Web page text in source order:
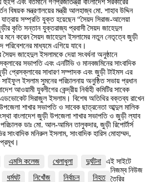
বিষয়ক মন্ত্রণালয়ের মন্ত্রী আলহাজ্ব মো. শাহাব উদ্দিন
সম্প্রতি যুক্ত হয়েছেন “সৈয়দ সিরাজ-আলেয়া
কৃতি সন্তান যুক্তরাজ্য প্রবাসী সৈয়দ জাহেদুল
মনে করেন সৈয়দ জাহেদুল ইসলামের নতুন নেতৃত্বে জুড়ী
মাধ্যমে এগিয়ে যাবে।
সৈয়দ জাহেদুল ইসলামকে দেয়া সংবর্ধনা অনুষ্ঠানে
সভাপতি এবং এনটিভি ও মানবজমিনের সাংবাদিক
প্রেসক্লাবের সাধারণ সম্পাদক এবং জুড়ী টাইমস এর
ইসলাম সুমনের পরিচালনায় অনুষ্ঠিত সভায় প্রধান
আওয়ামী যুবলীগের কেন্দ্রীয় নির্বাহী কমিটির সাবেক
সিরাজুল ইসলাম। বিশেষ অতিথির বক্তব্য রাখেন
উপজেলা শাখার সভাপতি ও সাবেক ছাত্রনেতা আব্দুল মালিক
বাংলাদেশ জুড়ী উপজেলা শাখার সভাপতি ও জুড়ী ল্যাব
পরিচালক ডাঃ মো. আল-আমিন তালুকদার, জুড়ী রিপোর্টার্স
সাংবাদিক মনিরুল ইসলাম, সাংবাদিক হারিস মোহাম্মদ,
এমসি কলেজ খেলাধুলা
দুর্ঘটনা
ধর্মঘট নিখোঁজ নির্বাচন নিহত
এই সাইটে
নিজম্ব নিউজ
তৈরির